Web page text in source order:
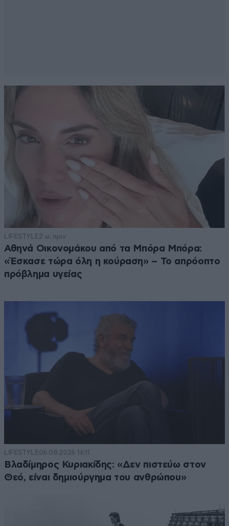
LIFESTYLE2 ω. πριν
Αθηνά Οικονομάκου από τα Μπόρα Μπόρα:
«Έσκασε τώρα όλη η κούραση» – Το απρόοπτο
πρόβλημα υγείας
LIFESTYLE06·08·2026 16:11
Βλαδίμηρος Κυριακίδης: «Δεν πιστεύω στον
Θεό, είναι δημιούργημα του ανθρώπου»